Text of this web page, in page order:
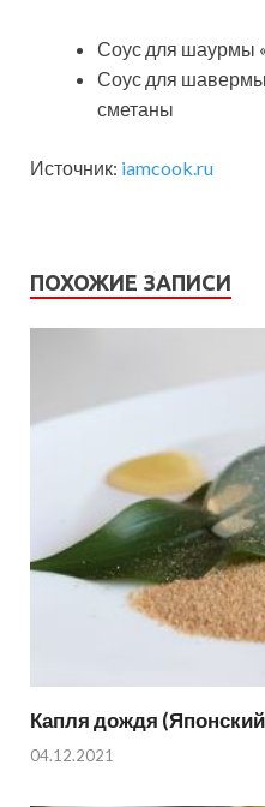
Соус для шаурмы
Соус для шавермы
сметаны
Источник: iamcook.ru
ПОХОЖИЕ ЗАПИСИ
Капля дождя
04.12.2021